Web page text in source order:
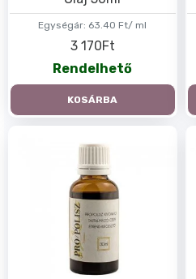
Egységár: 63.40 Ft/ ml
3 170Ft
Rendelhető
KOSÁRBA